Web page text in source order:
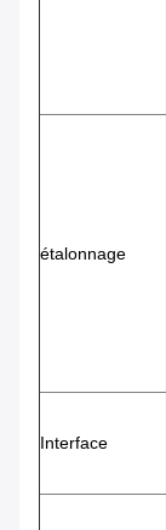
étalonnage
Interface